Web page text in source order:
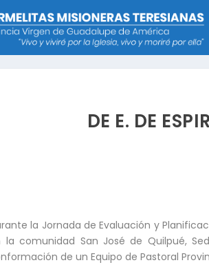
DE E. DE
la Jornada de Evaluación y
la comunidad San José de Quilpué,
de un Equipo de Pastoral